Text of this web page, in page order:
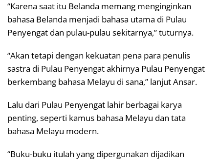
“Karena saat itu Belanda memang menginginkan
bahasa Belanda menjadi bahasa utama di Pulau
Penyengat dan pulau-pulau sekitarnya,” tuturnya.
“Akan tetapi dengan kekuatan pena para penulis
sastra di Pulau Penyengat akhirnya Pulau Penyengat
berkembang bahasa Melayu di sana,” lanjut Ansar.
Lalu dari Pulau Penyengat lahir berbagai karya
penting, seperti kamus bahasa Melayu dan tata
bahasa Melayu modern.
“Buku-buku itulah yang dipergunakan dijadikan